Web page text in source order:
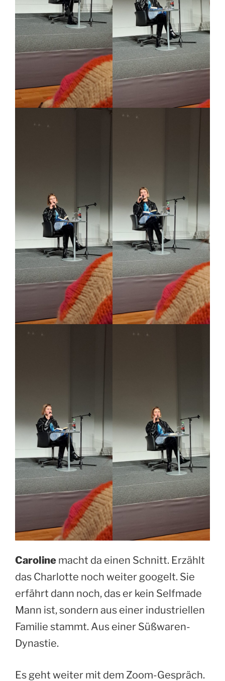
Caroline macht da einen Schnitt. Erzählt
das Charlotte noch weiter googelt. Sie
erfährt dann noch, das er kein Selfmade
Mann ist, sondern aus einer industriellen
Familie stammt. Aus einer Süßwaren-
Dynastie.
Es geht weiter mit dem Zoom-Gespräch.